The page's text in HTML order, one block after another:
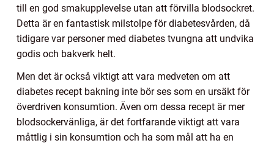
till en god smakupplevelse utan att förvilla blodsockret.
Detta är en fantastisk milstolpe för diabetesvården, då
tidigare var personer med diabetes tvungna att undvika
godis och bakverk helt.
Men det är också viktigt att vara medveten om att
diabetes recept bakning inte bör ses som en ursäkt för
överdriven konsumtion. Även om dessa recept är mer
blodsockervänliga, är det fortfarande viktigt att vara
måttlig i sin konsumtion och ha som mål att ha en